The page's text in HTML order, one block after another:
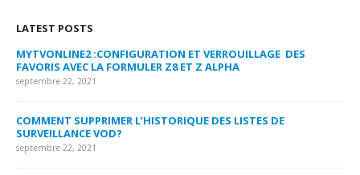
LATEST POSTS
MYTVONLINE2 :CONFIGURATION ET VERROUILLAGE DES
FAVORIS AVEC LA FORMULER Z8 ET Z ALPHA
septembre 22, 2021
COMMENT SUPPRIMER L’HISTORIQUE DES LISTES DE
SURVEILLANCE VOD?
septembre 22, 2021